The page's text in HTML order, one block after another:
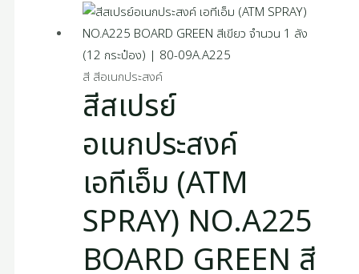
สี สีอเนกประสงค์
สีสเปรย์
อเนกประสงค์
เอทีเอ็ม (ATM
SPRAY) NO.A225
BOARD GREEN สี